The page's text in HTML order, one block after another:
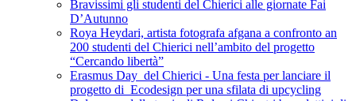
Bravissimi gli studenti del Chierici alle giornate Fai
D’Autunno
Roya Heydari, artista fotografa afgana a confronto an
200 studenti del Chierici nell’ambito del progetto
“Cercando libertà”
Erasmus Day del Chierici - Una festa per lanciare il
progetto di Ecodesign per una sfilata di upcycling